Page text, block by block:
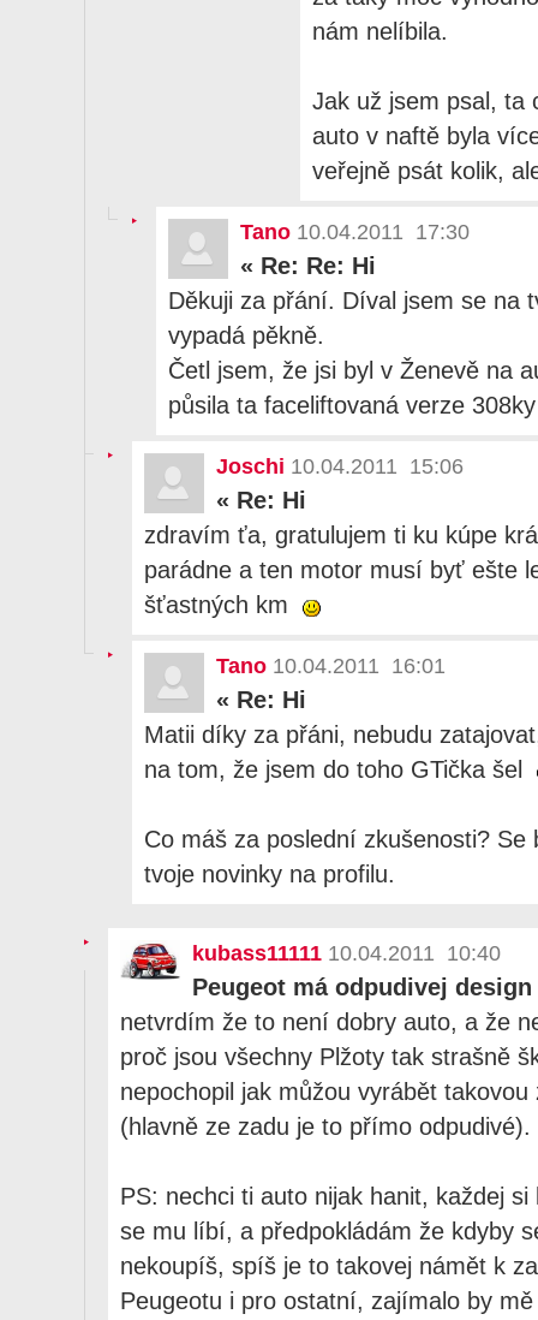
nám nelíbila.
Jak už jsem psal, ta
auto v naftě byla
veřejně psát kolik,
Tano 10.04.2011 17:30
« Re: Re: Hi
Děkuji za přání. Díval jsem se na
vypadá pěkně.
Četl jsem, že jsi byl v Ženevě na
půsila ta faceliftovaná verze
Joschi 10.04.2011 15:06
« Re: Hi
zdravím ťa, gratulujem ti ku kúpe
parádne a ten motor musí byť ešte
šťastných km
Tano 10.04.2011 16:01
« Re: Hi
Matii díky za přáni, nebudu
na tom, že jsem do toho GTička šel
Co máš za poslední zkušenosti?
tvoje novinky na profilu.
kubass11111 10.04.2011 10:40
Peugeot má odpudivej design
netvrdím že to není dobry auto, a že
proč jsou všechny Plžoty tak strašně
nepochopil jak můžou vyrábět
(hlavně ze zadu je to přímo odpudivé).
PS: nechci ti auto nijak hanit, každej
se mu líbí, a předpokládám že kdyby
nekoupíš, spíš je to takovej námět k
Peugeotu i pro ostatní, zajímalo by